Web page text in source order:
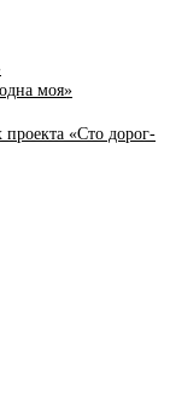
моя»
«Сто дорог-